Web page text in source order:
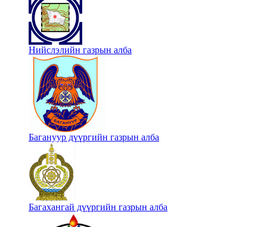
Нийслэлийн газрын алба
Багануур дүүргийн газрын алба
Багахангай дүүргийн газрын алба